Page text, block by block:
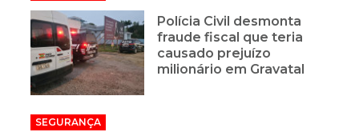
Polícia Civil desmonta
fraude fiscal que teria
causado prejuízo
milionário em Gravatal
SEGURANÇA